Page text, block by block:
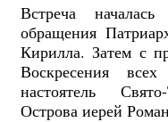
Встреча
обращения
Кирилла. Затем с
Воскресения
настоятель
Острова иерей